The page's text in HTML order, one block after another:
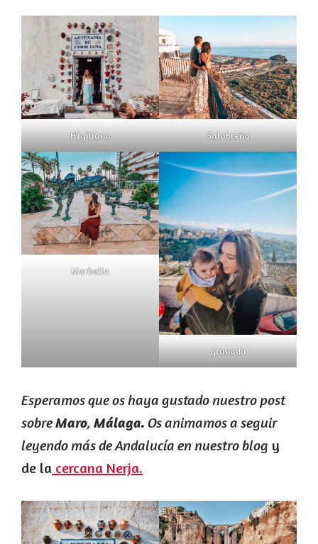
Frigiliana Salobreña
Marbella
Granada
Esperamos que os haya gustado nuestro post
sobreMaro, Málaga. Os animamos a seguir
leyendo más de Andalucía en nuestro blog y
de la cercana Nerja.